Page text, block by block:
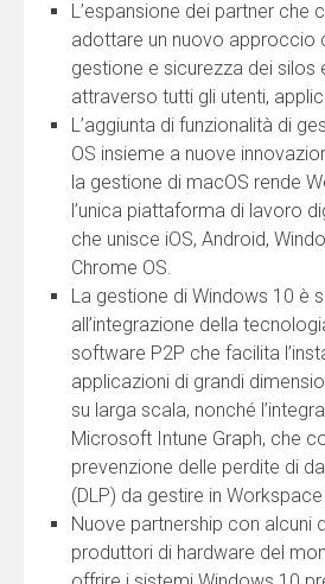
L’espansione dei partner che
adottare un nuovo approccio
gestione e sicurezza dei silos
attraverso tutti gli utenti,
L’aggiunta di funzionalità di
OS insieme a nuove
la gestione di macOS rende
l’unica piattaforma di lavoro
che unisce iOS, Android,
Chrome OS.
La gestione di Windows 10 è
all’integrazione della
software P2P che facilita
applicazioni di grandi
su larga scala, nonché
Microsoft Intune Graph, che
prevenzione delle perdite di
(DLP) da gestire in Workspace
Nuove partnership con alcuni
produttori di hardware del